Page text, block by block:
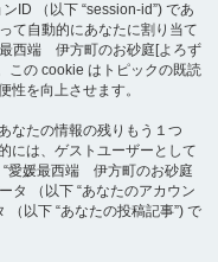
ID （以下 “session-id”) であ
て自動的にあなたに割り当て
西端 伊方町のお砂庭[よろず
この cookie はトピックの既読
性を向上させます。
なたの情報の残りもう１つ
には、ゲストユーザーとして
“愛媛最西端 伊方町のお砂庭
タ （以下 “あなたのアカウン
（以下 “あなたの投稿記事”) で